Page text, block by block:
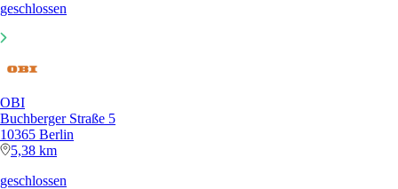
geschlossen
OBI
Buchberger Straße 5
10365 Berlin
5,38 km
geschlossen